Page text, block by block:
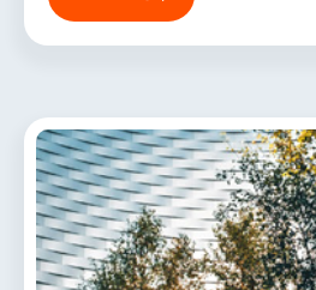
(PNUMA) y cuenta con el